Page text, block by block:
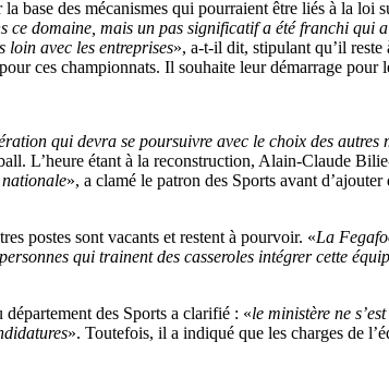
base des mécanismes qui pourraient être liés à la loi
ce domaine, mais un pas significatif a été franchi qui
loin avec les entreprises», a-t-il dit, stipulant qu’il
ces championnats. Il souhaite leur démarrage pour
qui devra se poursuivre avec le choix des autres
L’heure étant à la reconstruction, Alain-Claude
nationale», a clamé le patron des Sports avant d’ajouter
postes sont vacants et restent à pourvoir. «La
qui trainent des casseroles intégrer cette
des Sports a clarifié : «le ministère ne
». Toutefois, il a indiqué que les charges de